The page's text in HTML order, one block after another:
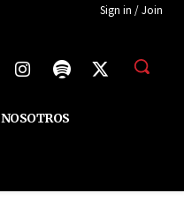
Sign in / Join
NOSOTROS